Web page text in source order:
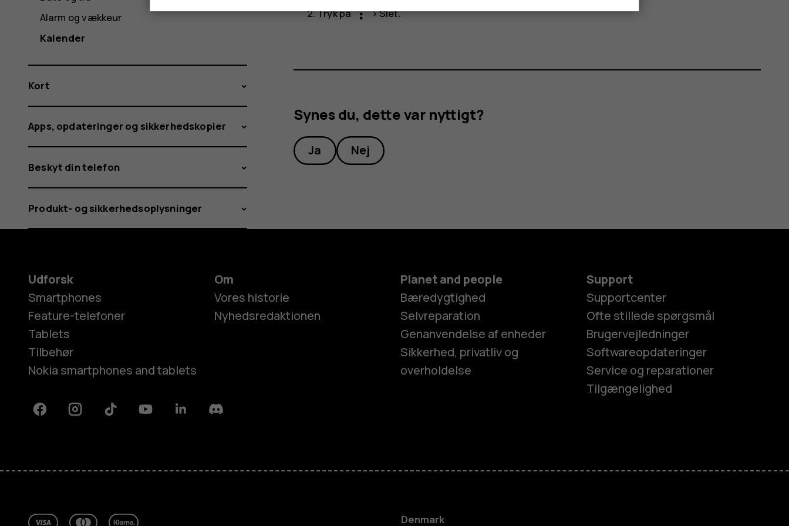
Feature-telefoner
Tryk påmore_vert>Slet.
Synes du, dette var nyttigt?
Ja Nej
Alarm og vækkeur
Kalender
Kort
Apps, opdateringer og sikkerhedskopier
Beskyt din telefon
Produkt- og sikkerhedsoplysninger
Udforsk
Smartphones
Feature-telefoner
Tablets
Tilbehør
Nokia smartphones and tablets
Om
Vores historie
Nyhedsredaktionen
Planet and people
Bæredygtighed
Selvreparation
Genanvendelse af enheder
Sikkerhed, privatliv og
overholdelse
Support
Supportcenter
Ofte stillede spørgsmål
Brugervejledninger
Softwareopdateringer
Service og reparationer
Tilgængelighed
FacebookInstagramTiktok YoutubeLinkedinDiscord
Denmark